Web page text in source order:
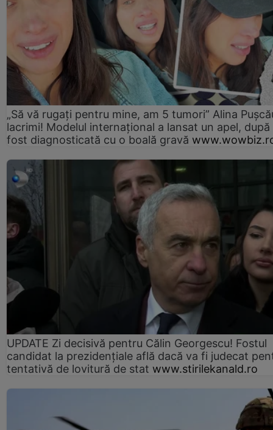
„Să vă rugați pentru mine, am 5 tumori” Alina
lacrimi! Modelul internațional a lansat un apel, după
fost diagnosticată cu o boală gravă
UPDATE Zi decisivă pentru Călin Georgescu! Fostul
candidat la prezidențiale află dacă va fi judecat
tentativă de lovitură de stat www.stirilekanald.ro